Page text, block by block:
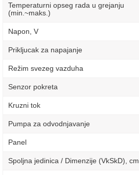
Temperaturni opseg rada u grejanju
(min.~maks.)
Napon, V
Prikljucak za napajanje
Režim svezeg vazduha
Senzor pokreta
Kruzni tok
Pumpa za odvodnjavanje
Panel
Spoljna jedinica / Dimenzije (VkSkD), сm